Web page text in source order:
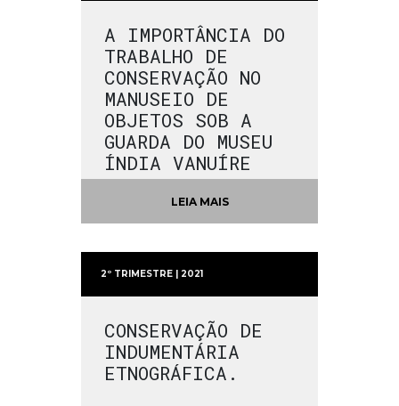
A IMPORTÂNCIA DO
TRABALHO DE
CONSERVAÇÃO NO
MANUSEIO DE
OBJETOS SOB A
GUARDA DO MUSEU
ÍNDIA VANUÍRE
LEIA MAIS
2º TRIMESTRE | 2021
CONSERVAÇÃO DE
INDUMENTÁRIA
ETNOGRÁFICA.